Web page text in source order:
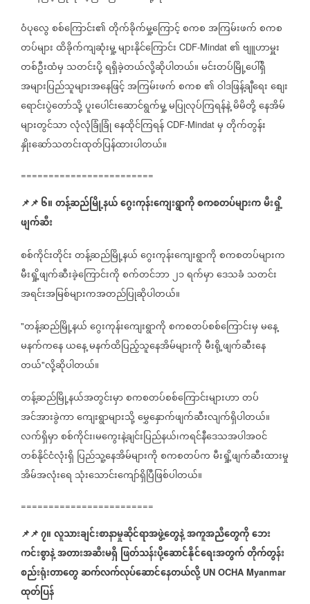
ဝံပုလွေစစ်ကြောင်း၏တိုက်ခိုက်မှု့ကြောင့်စကစအကြမ်းဖက်စကစ
တပ်များထိခိုက်ကျဆုံးမှု့များနိုင်ကြောင်း CDF-Mindat ၏ဗျူဟာမှူး
တစ်ဦးထံမှ သတင်းပို့ရရှိခဲ့တယ်လို့ဆိုပါတယ်။မင်းတပ်မြို့ပေါ်ရှိ
အများပြည်သူများအနေဖြင့်အကြမ်းဖက်စကစ၏ဝါဒဖြန့်ချီရေးစျေး
ရောင်းပွဲတော်သို့ပူးပေါင်းဆောင်ရွက်မှု့မပြုလုပ်ကြရန်နဲ့မိမိတို့နေအိမ်
များတွင်သာလုံလုံခြုံခြုံနေထိုင်ကြရန် CDF-Mindat မှတိုက်တွန်း
နှိုးဆော်သတင်းထုတ်ပြန်ထားပါတယ်။
========================
📌📌၆။တန့်ဆည်မြို့နယ်ဂွေးကုန်းကျေးရွာကိုစကစတပ်များကမီးရှို့
ဖျက်ဆီး
စစ်ကိုင်းတိုင်းတန့်ဆည်မြို့နယ်ဂွေးကုန်းကျေးရွာကိုစကစတပ်များက
မီးရှို့ဖျက်ဆီးခဲ့ကြောင်းကိုစက်တင်ဘာ၂၁ရက်မှာဒေသခံ သတင်း
အရင်းအမြစ်များကအတည်ပြုဆိုပါတယ်။
"တန့်ဆည်မြို့နယ်ဂွေးကုန်းကျေးရွာကိုစကစတပ်စစ်ကြောင်းမှမနေ့
မနက်ကနေယနေ့မနက်ထိပြည့်သူနေအိမ်များကိုမီးရို့ဖျက်ဆီးနေ
တယ်"လို့ဆိုပါတယ်။
တန့်ဆည်မြို့နယ်အတွင်းမှာစကစတပ်စစ်ကြောင်းများဟာတပ်
အင်အားခွဲကာကျေးရွာများသို့မွှေနှောက်ဖျက်ဆီးလျက်ရှိပါတယ်။
လက်ရှိမှာစစ်ကိုင်း၊မကွေးနဲ့ချင်းပြည်နယ်၊ကရင်နီဒေသအပါအဝင်
တစ်နိုင်ငံလုံးရှိ ပြည်သူ့နေအိမ်များကိုစကစတပ်ကမီးရှို့ဖျက်ဆီးထားမှု
အိမ်အလုံးရေ သုံးသောင်းကျော်ရှိပြီဖြစ်ပါတယ်။
========================
📌📌၇။လူသားချင်းစာနာမှုဆိုင်ရာအဖွဲ့တွေနဲ့အကူအညီတွေကိုဘေး
ကင်းစွာနဲ့အတားအဆီးမရှိ ဖြတ်သန်းပို့ဆောင်နိုင်ရေးအတွက်တိုက်တွန်း
စည်းရုံးတာတွေဆက်လက်လုပ်ဆောင်နေတယ်လို့ UN OCHA Myanmar
ထုတ်ပြန်